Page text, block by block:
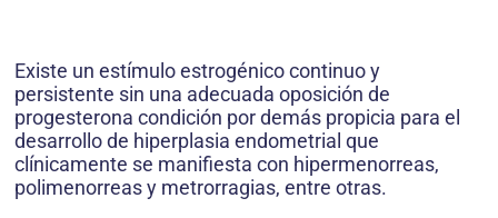
Existe un estímulo estrogénico continuo y
persistente sin una adecuada oposición de
progesterona condición por demás propicia para el
desarrollo de hiperplasia endometrial que
clínicamente se manifiesta con hipermenorreas,
polimenorreas y metrorragias, entre otras.